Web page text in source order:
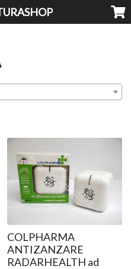
COLPHARMA
ANTIZANZARE
RADARHEALTH ad